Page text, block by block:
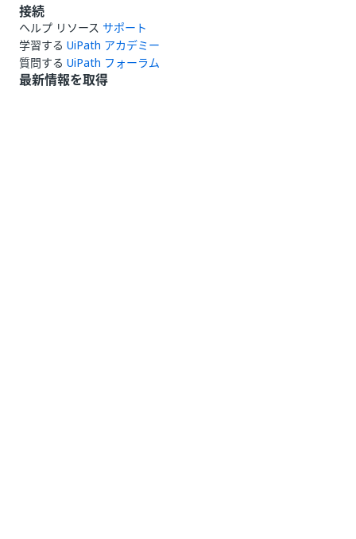
接続
ヘルプ リソース サポート
学習する UiPath アカデミー
質問する UiPath フォーラム
最新情報を取得